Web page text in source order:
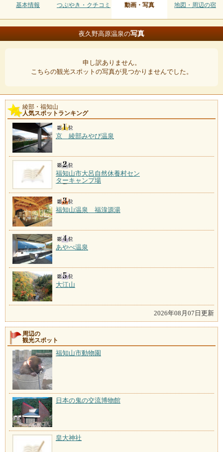
基本情報 つぶやき・クチコミ 動画・写真 地図・周辺の宿
夜久野高原温泉の写真
申し訳ありません。
こちらの観光スポットの写真が見つかりませんでした。
綾部・福知山
人気スポットランキング
京 綾部みやび温泉
福知山市大呂自然休養村セン
ターキャンプ場
福知山温泉 福湶源湯
あやべ温泉
大江山
2026年08月07日更新
周辺の
観光スポット
福知山市動物園
日本の鬼の交流博物館
皇大神社